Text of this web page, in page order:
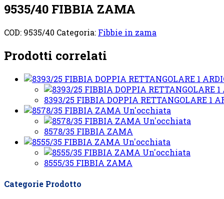
9535/40 FIBBIA ZAMA
COD: 9535/40 Categoria: Fibbie in zama
Prodotti correlati
8393/25 FIBBIA DOPPIA RETTANGOLARE 1
Un'occhiata
Un'occhiata
8578/35 FIBBIA ZAMA
Un'occhiata
Un'occhiata
8555/35 FIBBIA ZAMA
Categorie Prodotto